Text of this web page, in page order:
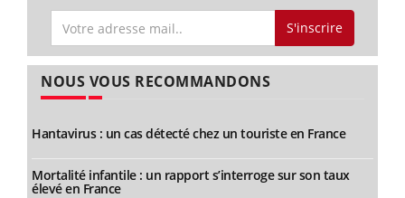
S'inscrire
NOUS VOUS RECOMMANDONS
Hantavirus : un cas détecté chez un touriste en France
Mortalité infantile : un rapport s’interroge sur son taux
élevé en France